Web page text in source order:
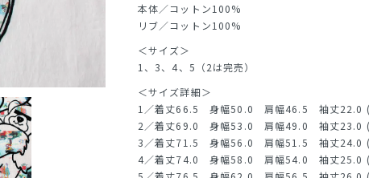
本体／コットン100%
リブ／コットン100%
＜サイズ＞
1、3、4、5（2は完売）
＜サイズ詳細＞
1／着丈66.5 身幅50.0 肩幅46.5 袖丈22.0
2／着丈69.0 身幅53.0 肩幅49.0 袖丈23.0
3／着丈71.5 身幅56.0 肩幅51.5 袖丈24.0
4／着丈74.0 身幅58.0 肩幅54.0 袖丈25.0